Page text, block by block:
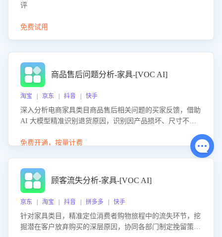
评
免费试用
商品售后问题分析-家具-[VOC AI]
淘宝 | 京东 | 抖音 | 快手
深入分析电商家具类目商品售后相关问题的买家反馈，借助
AI 大模型精准识别退货原因，识别因产品损坏、尺寸不符
力商家优化产品或服务，实现销售额的显著提升。
免费开通，按量计费
顾客流失分析-家具-[VOC AI]
京东 | 淘宝 | 抖音 | 拼多多 | 快手
针对家具类目，精准定位消费者购物旅程中的流失环节，挖
掘潜在客户放弃购买的深层原因，协同各部门制定挽留策